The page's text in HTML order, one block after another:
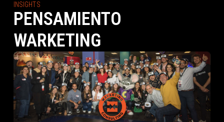
INSIGHTS
PENSAMIENTO
WARKETING